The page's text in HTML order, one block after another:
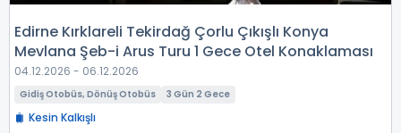
Edirne Kırklareli Tekirdağ Çorlu Çıkışlı Konya
Mevlana Şeb-i Arus Turu 1 Gece Otel Konaklaması
04.12.2026 - 06.12.2026
Gidiş Otobüs, Dönüş Otobüs 3 Gün 2 Gece
Kesin Kalkışlı